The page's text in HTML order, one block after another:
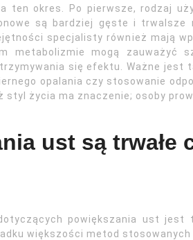
ten okres. Po pierwsze, rodzaj
są bardziej gęste i trwalsze
specjalisty również mają
metabolizmie mogą zauważyć
się efektu. Ważne jest
opalania czy stosowanie
styl życia ma znaczenie; osoby
ust są trwałe
powiększania ust
większości metod